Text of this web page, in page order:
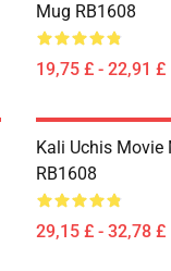
Mug RB1608
19,75 £ - 22,91 £
Kali Uchis Movie
RB1608
29,15 £ - 32,78 £